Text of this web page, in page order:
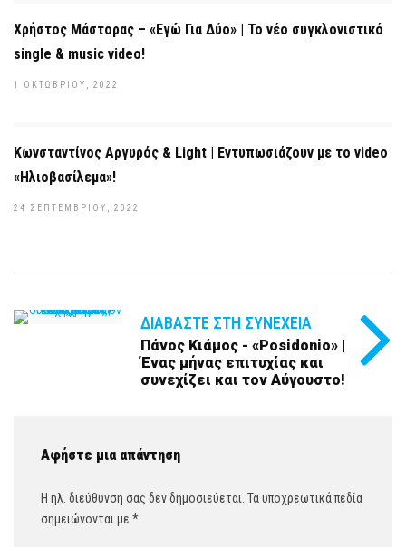
Χρήστος Μάστορας – «Εγώ Για Δύο» | Το νέο συγκλονιστικό
single & music video!
1 ΟΚΤΩΒΡΊΟΥ, 2022
Κωνσταντίνος Αργυρός & Light | Εντυπωσιάζουν με το video
«Ηλιοβασίλεμα»!
24 ΣΕΠΤΕΜΒΡΊΟΥ, 2022
ΔΙΑΒΆΣΤΕ ΣΤΗ ΣΥΝΈΧΕΙΑ
Πάνος Κιάμος - «Posidonio» |
Ένας μήνας επιτυχίας και
συνεχίζει και τον Αύγουστο!
Αφήστε μια απάντηση
Η ηλ. διεύθυνση σας δεν δημοσιεύεται. Τα υποχρεωτικά πεδία
σημειώνονται με *